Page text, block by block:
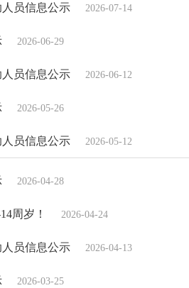
员信息公示 2026-07-14
2026-06-29
员信息公示 2026-06-12
2026-05-26
员信息公示 2026-05-12
2026-04-28
周岁！ 2026-04-24
员信息公示 2026-04-13
2026-03-25